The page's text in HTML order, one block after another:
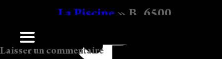
La Piscine » B_6500
Laisser un commentaire